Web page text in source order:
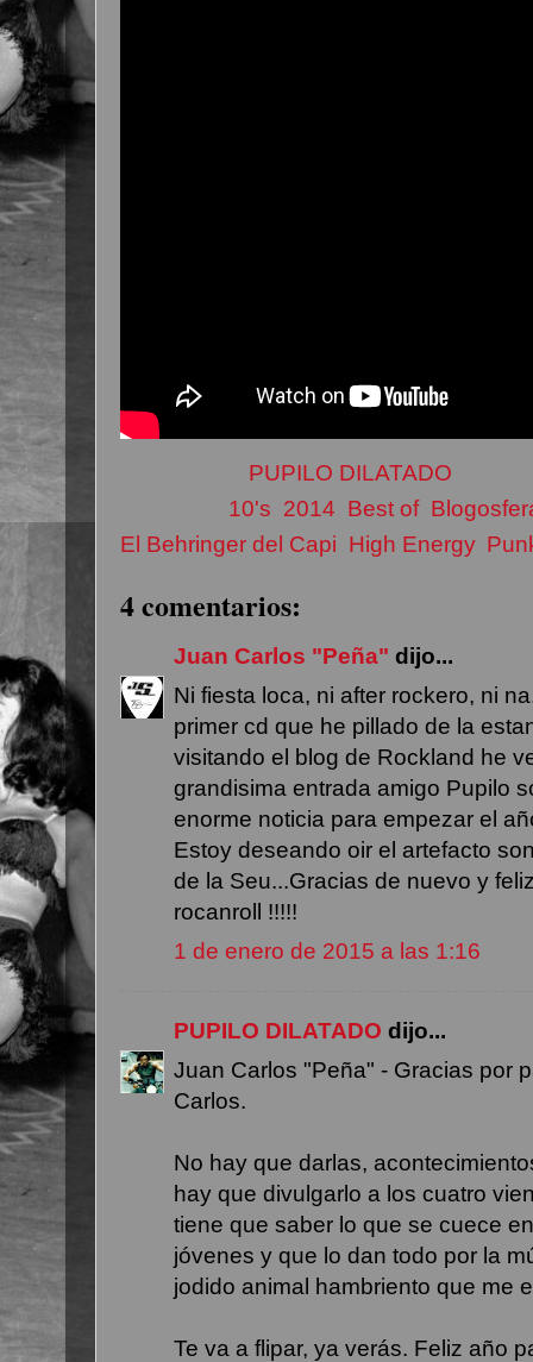
PUPILO DILATADO
10's 2014 Best of,
El Behringer del Capi High Energy,
4 comentarios:
Juan Carlos "Peña" dijo...
Ni fiesta loca, ni after rockero, ni
primer cd que he pillado de la
visitando el blog de Rockland he
grandisima entrada amigo Pupilo
enorme noticia para empezar el
Estoy deseando oir el artefacto
de la Seu...Gracias de nuevo y
rocanroll !!!!!
1 de enero de 2015 a las 1:16
PUPILO DILATADO dijo...
Juan Carlos "Peña" - Gracias por
Carlos.
No hay que darlas,
hay que divulgarlo a los cuatro
tiene que saber lo que se cuece
jóvenes y que lo dan todo por la
jodido animal hambriento que me
Te va a flipar, ya verás. Feliz año